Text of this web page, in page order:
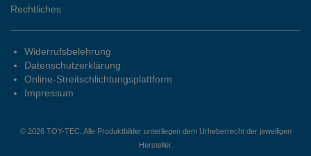
Rechtliches
Widerrufsbelehrung
Datenschutzerklärung
Online-Streitschlichtungsplattform
Impressum
© 2026 TOY-TEC. Alle Produktbilder unterliegen dem Urheberrecht der jeweiligen
Hersteller.